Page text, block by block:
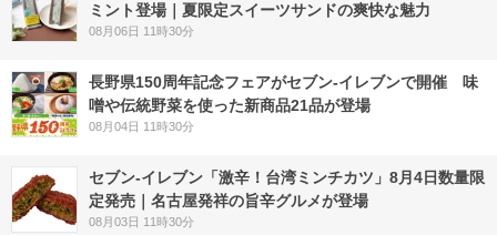
ミント登場｜夏限定スイーツサンドの爽快な魅力
08月06日 11時30分
長野県150周年記念フェアがセブン-イレブンで開催 味
噌や伝統野菜を使った新商品21品が登場
08月04日 11時30分
セブン-イレブン「激辛！台湾ミンチカツ」8月4日数量限
定発売｜名古屋発祥の旨辛グルメが登場
08月03日 11時30分